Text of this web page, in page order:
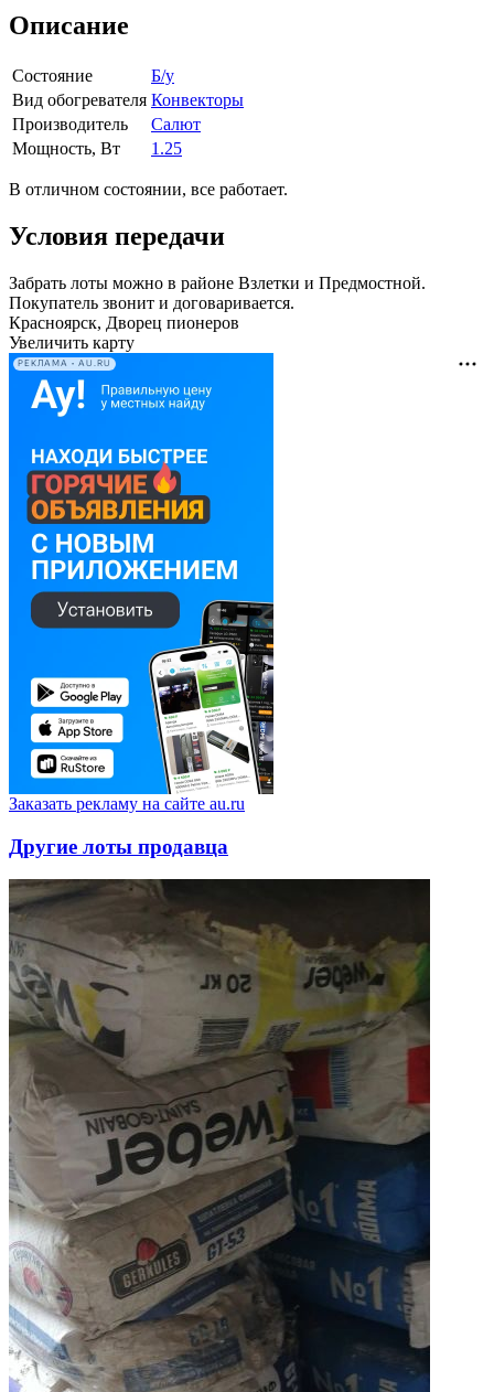
Описание
Состояние
Б/у
Вид обогревателя Конвекторы
Производитель
Салют
Мощность, Вт
1.25
В отличном состоянии, все работает.
Условия передачи
Забрать лоты можно в районе Взлетки и Предмостной.
Покупатель звонит и договаривается.
Красноярск, Дворец пионеров
Увеличить карту
РЕКЛАМА • AU.RU
Заказать рекламу на сайте au.ru
Другие лоты продавца